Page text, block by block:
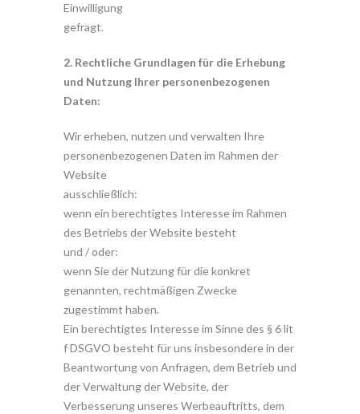
Einwilligung
gefragt.
2. Rechtliche Grundlagen für die Erhebung
und Nutzung Ihrer personenbezogenen
Daten:
Wir erheben, nutzen und verwalten Ihre
personenbezogenen Daten im Rahmen der
Website
ausschließlich:
wenn ein berechtigtes Interesse im Rahmen
des Betriebs der Website besteht
und / oder:
wenn Sie der Nutzung für die konkret
genannten, rechtmäßigen Zwecke
zugestimmt haben.
Ein berechtigtes Interesse im Sinne des § 6 lit
f DSGVO besteht für uns insbesondere in der
Beantwortung von Anfragen, dem Betrieb und
der Verwaltung der Website, der
Verbesserung unseres Werbeauftritts, dem